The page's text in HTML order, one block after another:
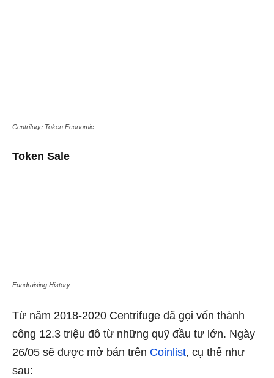
Centrifuge Token Economic
Token Sale
Fundraising History
Từ năm 2018-2020 Centrifuge đã gọi vốn thành
công 12.3 triệu đô từ những quỹ đầu tư lớn. Ngày
26/05 sẽ được mở bán trên Coinlist, cụ thể như
sau: